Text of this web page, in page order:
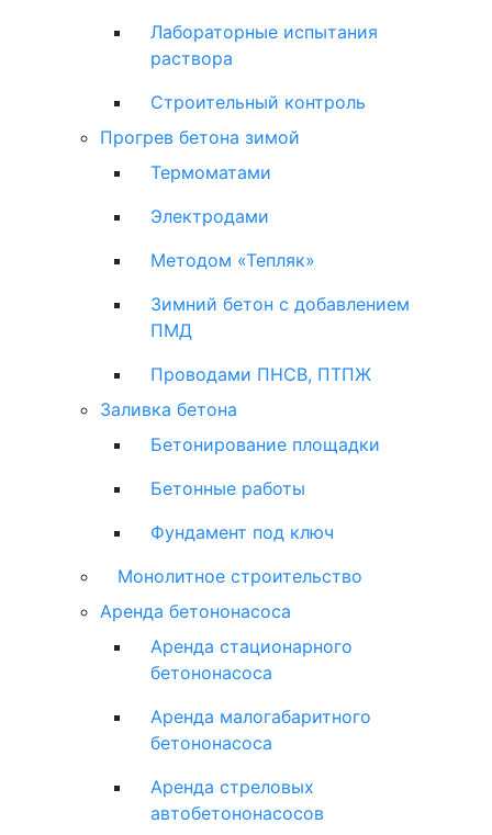
Лабораторные испытания
раствора
Строительный контроль
Прогрев бетона зимой
Термоматами
Электродами
Методом «Тепляк»
Зимний бетон с добавлением
ПМД
Проводами ПНСВ, ПТПЖ
Заливка бетона
Бетонирование площадки
Бетонные работы
Фундамент под ключ
Монолитное строительство
Аренда бетононасоса
Аренда стационарного
бетононасоса
Аренда малогабаритного
бетононасоса
Аренда стреловых
автобетононасосов